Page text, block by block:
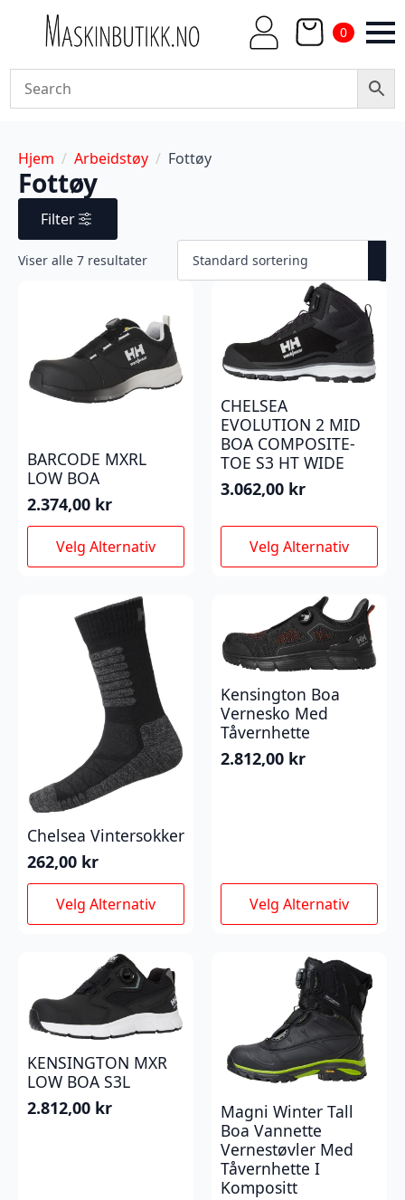
0
Hjem Arbeidstøy Fottøy
Fottøy
Filter
Viser alle 7 resultater
BARCODE MXRL
LOW BOA
2.374,00 kr
Velg Alternativ
Dette
produktet
varianter.
Alternativene
produktsiden
CHELSEA
EVOLUTION 2 MID
BOA COMPOSITE-
TOE S3 HT WIDE
3.062,00 kr
Velg Alternativ
Dette
produktet
Alternativene
kan
velges
på
produktsiden
Chelsea Vintersokker
262,00 kr
Velg Alternativ
Dette
produktet
Alternativene
kan
velges
produktsiden
Kensington Boa
Vernesko Med
Tåvernhette
2.812,00 kr
Velg Alternativ
Dette
produktet
Alternativene
på
produktsiden
KENSINGTON MXR
LOW BOA S3L
2.812,00 kr
Magni Winter Tall
Boa Vannette
Vernestøvler Med
Tåvernhette I
Kompositt